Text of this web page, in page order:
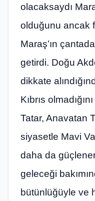
olacaksaydı
olduğunu ancak
Maraş’ın
getirdi. Doğu
dikkate
Kıbrıs
Tatar, Anavatan
siyasetle Mavi
daha da
geleceği
bütünlüğüyle ve